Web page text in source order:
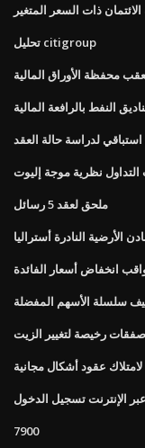
ذات السعر المتغير
تحليل citigroup
محفظة الأوراق المالية
النفط بالرافعة المالية
لدراسة حالة العقد
التداول نظرية موجة إليوت
ملحق لعقد 5 رسائل
الأرضية النادرة أستراليا
انخفاض أسعار الفائدة
سلسلة الأسهم المفضلة
صفقات رخيصة لتغيير الزيت
عقود أشكال مجانية
الإنترنت تسجيل الدخول
7900